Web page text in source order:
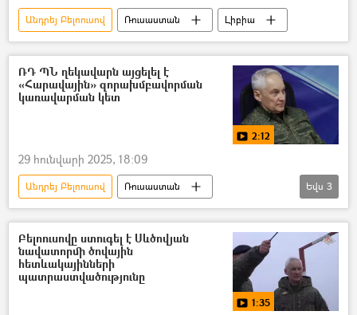
Անդրեյ Բելոուսով Ռուսաստան Լիբիա
ՌԴ ՊՆ ղեկավարն այցելել է
«Հարավային» զորախմբավորման
կառավարման կետ
2:12
29 հունվարի 2025, 18:09
Անդրեյ Բելոուսով
Ռուսաստան
ռազմական հատուկ գործողություն
տեսանյութ
Տեսանյութեր
Եվս 3
Բելոուսովը ստուգել է Սևծովյան
նավատորմի ծովային
հետևակայինների
պատրաստվածությունը
1:35